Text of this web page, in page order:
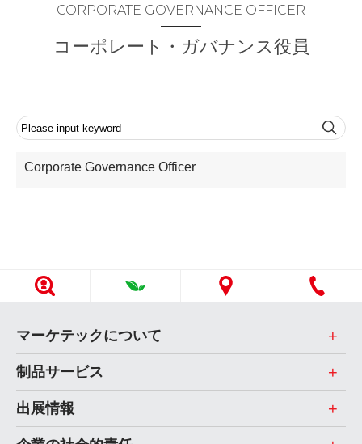
CORPORATE GOVERNANCE OFFICER
コーポレート・ガバナンス役員
Corporate Governance Officer
マーケテックについて
制品サービス
出展情報